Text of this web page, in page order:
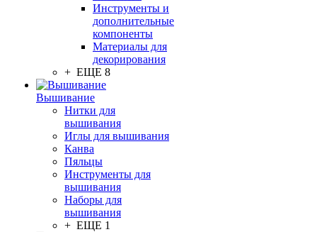
Инструменты и
дополнительные
компоненты
Материалы для
декорирования
+ ЕЩЕ 8
Вышивание
Нитки для
вышивания
Иглы для вышивания
Канва
Пяльцы
Инструменты для
вышивания
Наборы для
вышивания
+ ЕЩЕ 1